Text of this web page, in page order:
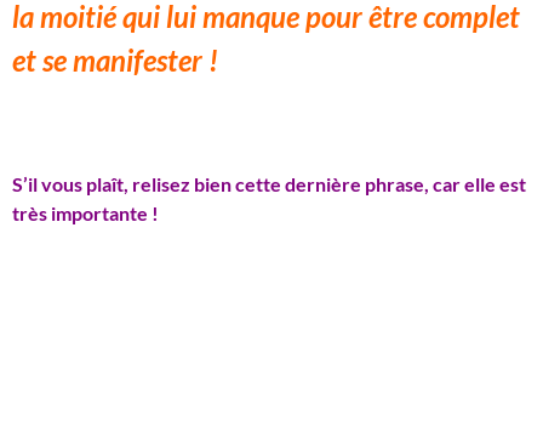
la moitié qui lui manque pour être complet
et se manifester !
S’il vous plaît, relisez bien cette dernière phrase, car elle est
très importante !